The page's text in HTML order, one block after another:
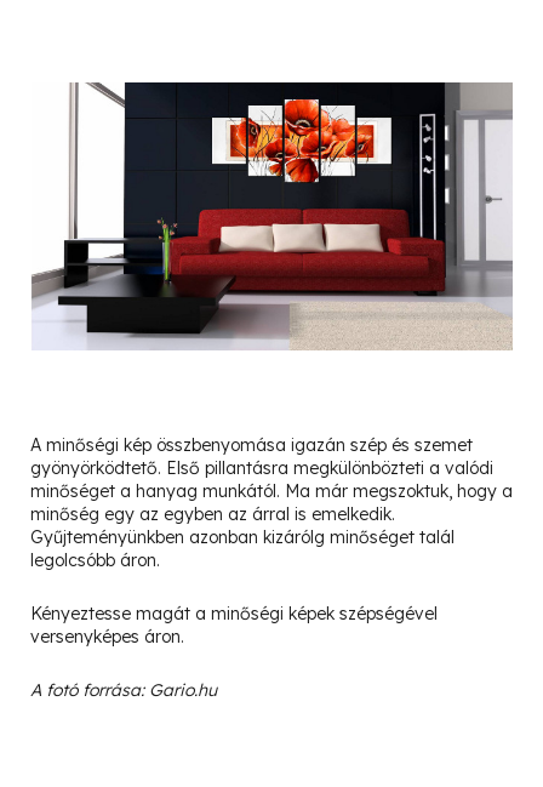
A minőségi kép összbenyomása igazán szép és szemet
gyönyörködtető. Első pillantásra megkülönbözteti a valódi
minőséget a hanyag munkától. Ma már megszoktuk, hogy a
minőség egy az egyben az árral is emelkedik.
Gyűjteményünkben azonban kizárólg minőséget talál
legolcsóbb áron.
Kényeztesse magát a minőségi képek szépségével
versenyképes áron.
A fotó forrása: Gario.hu